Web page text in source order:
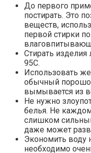
До первого
постирать. Это
веществ,
первой стирки
Стирать
95С.
Использовать
обычный
вымывается из
Не нужно
белья. Не
слишком
даже может
Экономить воду
необходимо